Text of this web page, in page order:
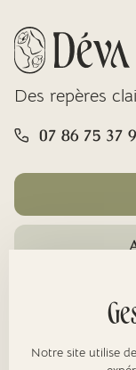
Des repères
07 86 75 37
Notre site utilise